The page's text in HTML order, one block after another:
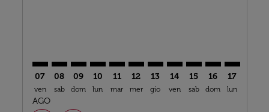
07
ven
AGO
08
sab
09
dom
10
lun
11
mar
12
mer
13
gio
14
ven
15
sab
16
dom
17
lun